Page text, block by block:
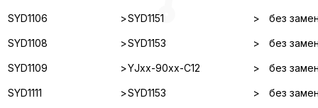
SYD1106 >SYD1151 > без
SYD1108 >SYD1153 > без
SYD1109 >YJxx-90xx-C12 > без
SYD1111 >SYD1153 > без